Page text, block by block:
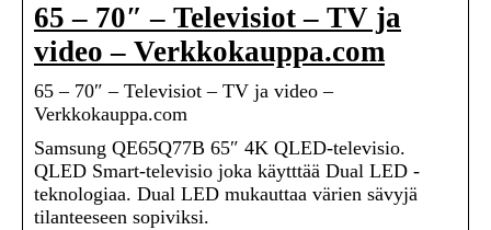
65 – 70″ – Televisiot – TV ja
video – Verkkokauppa.com
65 – 70″ – Televisiot – TV ja video –
Verkkokauppa.com
Samsung QE65Q77B 65″ 4K QLED-televisio.
QLED Smart-televisio joka käytttää Dual LED -
teknologiaa. Dual LED mukauttaa värien sävyjä
tilanteeseen sopiviksi.